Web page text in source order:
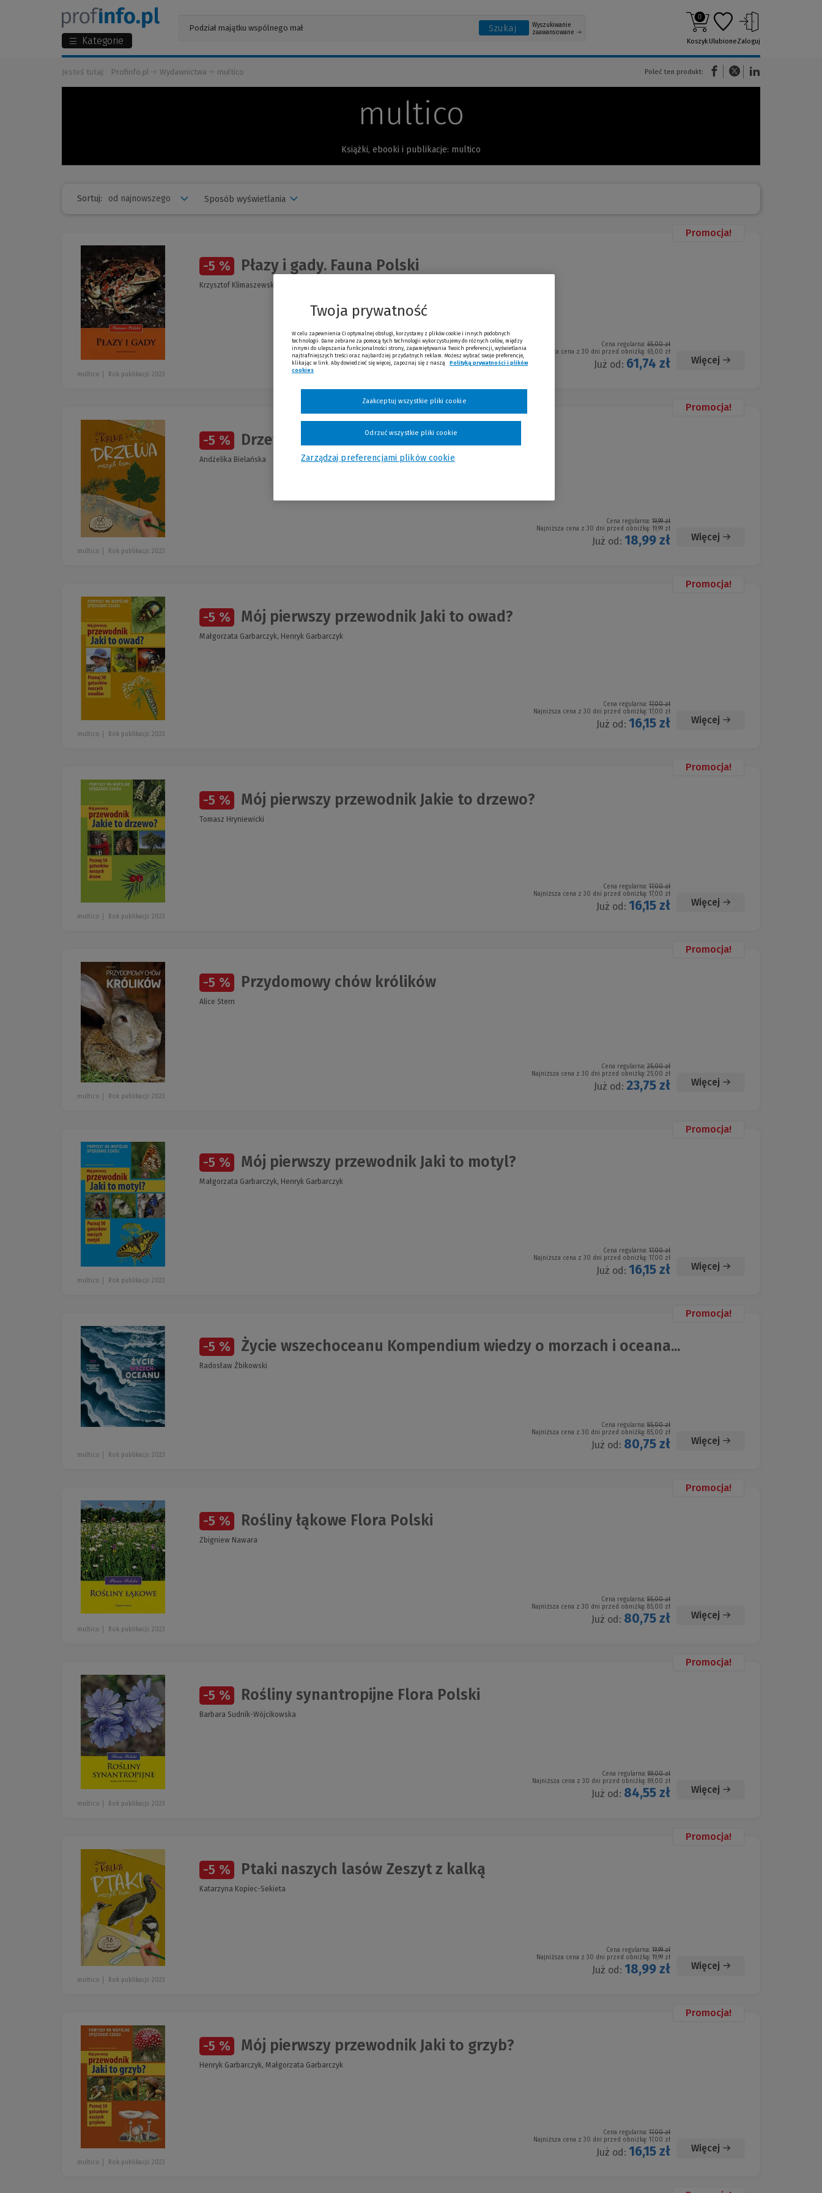
Kategorie
Szukaj
Wyszukiwanie
zaawansowane
0
KoszykUlubioneZaloguj
Jesteś tutaj: Profinfo.pl Wydawnictwa multico Poleć ten produkt:
(Nowe okno)(Link do innej strony)
multico
Książki, ebooki i publikacje: multico
Sortuj: Sposób wyświetlania
Promocja!
-5 % Płazy i gady. Fauna Polski
Krzysztof Klimaszewski
Cena regularna: 65,00 zł
Najniższa cena z 30 dni przed obniżką: 65,00 zł
Już od: 61,74 zł Więcej
multico Rok publikacji: 2023
Promocja!
-5 % Drzewa naszych lasów Zeszyt z kalką
Andżelika Bielańska
Cena regularna: 19,99 zł
Najniższa cena z 30 dni przed obniżką: 19,99 zł
Już od: 18,99 zł Więcej
multico Rok publikacji: 2023
Promocja!
-5 % Mój pierwszy przewodnik Jaki to owad?
Małgorzata Garbarczyk, Henryk Garbarczyk
Cena regularna: 17,00 zł
Najniższa cena z 30 dni przed obniżką: 17,00 zł
Już od: 16,15 zł Więcej
multico Rok publikacji: 2023
Promocja!
-5 % Mój pierwszy przewodnik Jakie to drzewo?
Tomasz Hryniewicki
Cena regularna: 17,00 zł
Najniższa cena z 30 dni przed obniżką: 17,00 zł
Już od: 16,15 zł Więcej
multico Rok publikacji: 2023
Promocja!
-5 % Przydomowy chów królików
Alice Stern
Cena regularna: 25,00 zł
Najniższa cena z 30 dni przed obniżką: 25,00 zł
Już od: 23,75 zł Więcej
multico Rok publikacji: 2023
Promocja!
-5 % Mój pierwszy przewodnik Jaki to motyl?
Małgorzata Garbarczyk, Henryk Garbarczyk
Cena regularna: 17,00 zł
Najniższa cena z 30 dni przed obniżką: 17,00 zł
Już od: 16,15 zł Więcej
multico Rok publikacji: 2023
Promocja!
-5 % Życie wszechoceanu Kompendium wiedzy o morzach i oceana...
Radosław Żbikowski
Cena regularna: 85,00 zł
Najniższa cena z 30 dni przed obniżką: 85,00 zł
Już od: 80,75 zł Więcej
multico Rok publikacji: 2023
Promocja!
-5 % Rośliny łąkowe Flora Polski
Zbigniew Nawara
Cena regularna: 85,00 zł
Najniższa cena z 30 dni przed obniżką: 85,00 zł
Już od: 80,75 zł Więcej
multico Rok publikacji: 2023
Promocja!
-5 % Rośliny synantropijne Flora Polski
Barbara Sudnik-Wójcikowska
Cena regularna: 89,00 zł
Najniższa cena z 30 dni przed obniżką: 89,00 zł
Już od: 84,55 zł Więcej
multico Rok publikacji: 2023
Promocja!
-5 % Ptaki naszych lasów Zeszyt z kalką
Katarzyna Kopiec-Sekieta
Cena regularna: 19,99 zł
Najniższa cena z 30 dni przed obniżką: 19,99 zł
Już od: 18,99 zł Więcej
multico Rok publikacji: 2023
Promocja!
-5 % Mój pierwszy przewodnik Jaki to grzyb?
Henryk Garbarczyk, Małgorzata Garbarczyk
Cena regularna: 17,00 zł
Najniższa cena z 30 dni przed obniżką: 17,00 zł
Już od: 16,15 zł Więcej
multico Rok publikacji: 2023
Twoja prywatność
W celu zapewnienia Ci optymalnej obsługi, korzystamy z plików cookie i innych podobnych
technologii. Dane zebrane za pomocą tych technologii wykorzystujemy do różnych celów, między
innymi do ulepszania funkcjonalności strony, zapamiętywania Twoich preferencji, wyświetlania
najtrafniejszych treści oraz najbardziej przydatnych reklam. Możesz wybrać swoje preferencje,
klikając w link. Aby dowiedzieć się więcej, zapoznaj się z naszą
Polityką prywatności i plików
cookies
Zarządzaj preferencjami plików cookie
Odrzuć wszystkie pliki cookie
Zaakceptuj wszystkie pliki cookie